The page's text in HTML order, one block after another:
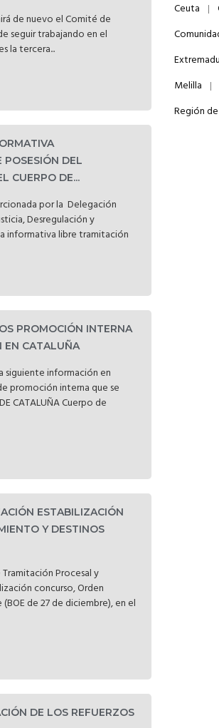
de nuevo el Comité de
seguir trabajando en el
la tercera...
DEL
CUERPO DE...
por la Delegación
Desregulación y
informativa libre tramitación
PROMOCIÓN INTERNA
EN CATALUÑA
siguiente información en
promoción interna que se
CATALUÑA Cuerpo de
ESTABILIZACIÓN
Y DESTINOS
Procesal y
concurso, Orden
de 27 de diciembre), en el
DE LOS REFUERZOS
Ceuta
Melilla
Región